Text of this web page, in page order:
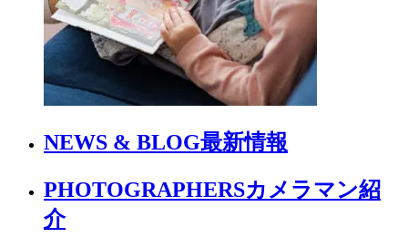
NEWS & BLOG最新情報
PHOTOGRAPHERSカメラマン紹
介